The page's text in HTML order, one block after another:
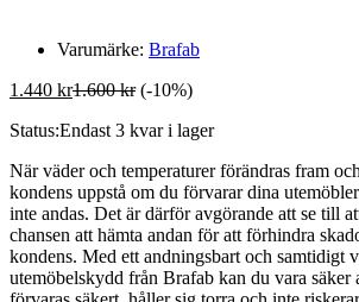
Varumärke: Brafab
1.440 kr1.600kr (-10%)
Status:Endast 3 kvar i lager
När väder och temperaturer förändras fram
kondens uppstå om du förvarar dina
inte andas. Det är därför avgörande att se till
chansen att hämta andan för att förhindra
kondens. Med ett andningsbart och samtidigt
utemöbelskydd från Brafab kan du vara säker